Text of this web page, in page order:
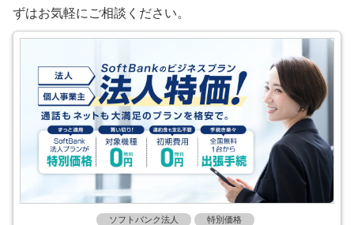
ずはお気軽にご相談ください。
ソフトバンク法人 特別価格